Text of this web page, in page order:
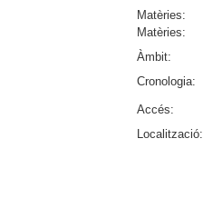
Matèries:
Matèries:
Àmbit:
Cronologia:
Accés:
Localització: